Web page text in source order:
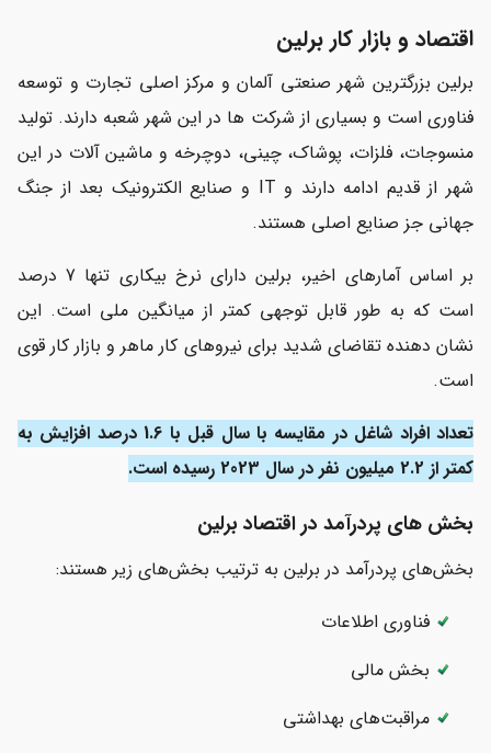
اقتصاد و بازار کار برلین
برلین بزرگترین شهر صنعتی آلمان و مرکز اصلی تجارت و توسعه
فناوری است و بسیاری از شرکت ها در این شهر شعبه دارند. تولید
منسوجات، فلزات، پوشاک، چینی، دوچرخه و ماشین آلات در این
شهر از قدیم ادامه دارند و IT و صنایع الکترونیک بعد از جنگ
جهانی جز صنایع اصلی هستند.
بر اساس آمارهای اخیر، برلین دارای نرخ بیکاری تنها 7 درصد
است که به طور قابل توجهی کمتر از میانگین ملی است. این
نشان دهنده تقاضای شدید برای نیروهای کار ماهر و بازار کار قوی
است.
تعداد افراد شاغل در مقایسه با سال قبل با 1.6 درصد افزایش به
کمتر از 2.2 میلیون نفر در سال 2023 رسیده است.
بخش های پردرآمد در اقتصاد برلین
بخش‌های پردرآمد در برلین به ترتیب بخش‌های زیر هستند:
فناوری اطلاعات
بخش مالی
مراقبت‌های بهداشتی